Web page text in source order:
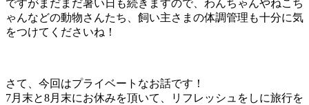
ですがまだまだ暑い日も続きますので、わんちゃんやねこち
ゃんなどの動物さんたち、飼い主さまの体調管理も十分に気
をつけてくださいね！
さて、今回はプライベートなお話です！
7月末と8月末にお休みを頂いて、リフレッシュをしに旅行を